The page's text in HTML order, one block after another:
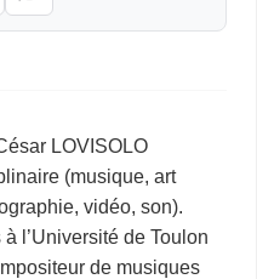
LOVISOLO
(musique, art
vidéo, son).
l’Université de Toulon
de musiques